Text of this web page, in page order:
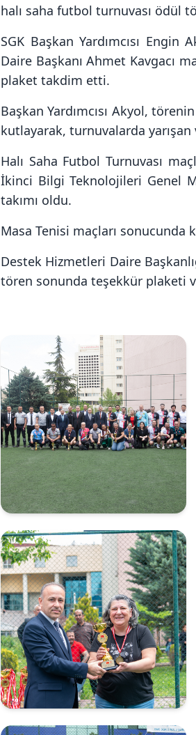
halı saha futbol turnuvası ödül
SGK Başkan Yardımcısı
Daire Başkanı Ahmet Kavgacı
plaket takdim etti.
Başkan Yardımcısı Akyol,
kutlayarak, turnuvalarda
Halı Saha Futbol Turnuvası
İkinci Bilgi Teknolojileri Genel
takımı oldu.
Masa Tenisi maçları sonucunda
Destek Hizmetleri Daire
tören sonunda teşekkür plaketi